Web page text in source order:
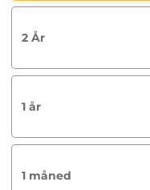
2 År
1 år
1 måned